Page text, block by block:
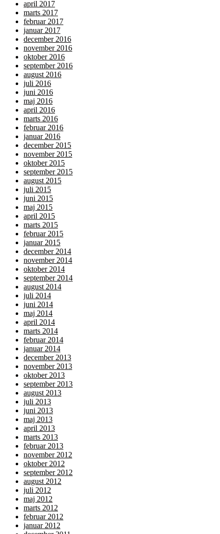
april 2017
marts 2017
februar 2017
januar 2017
december 2016
november 2016
oktober 2016
september 2016
august 2016
juli 2016
juni 2016
maj 2016
april 2016
marts 2016
februar 2016
januar 2016
december 2015
november 2015
oktober 2015
september 2015
august 2015
juli 2015
juni 2015
maj 2015
april 2015
marts 2015
februar 2015
januar 2015
december 2014
november 2014
oktober 2014
september 2014
august 2014
juli 2014
juni 2014
maj 2014
april 2014
marts 2014
februar 2014
januar 2014
december 2013
november 2013
oktober 2013
september 2013
august 2013
juli 2013
juni 2013
maj 2013
april 2013
marts 2013
februar 2013
november 2012
oktober 2012
september 2012
august 2012
juli 2012
maj 2012
marts 2012
februar 2012
januar 2012